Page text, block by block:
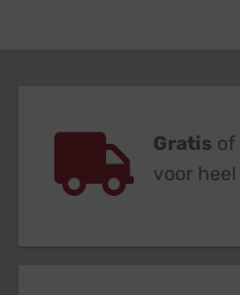
Gratis of
voor